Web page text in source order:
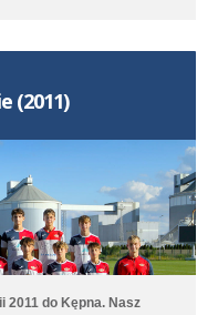
(2011)
2011 do Kępna. Nasz